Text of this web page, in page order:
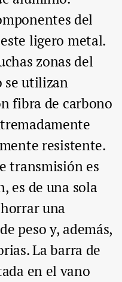
del
ligero metal.
zonas del
se utilizan
fibra de carbono
resistente.
transmisión es
es de una sola
una
peso y, además,
La barra de
en el vano